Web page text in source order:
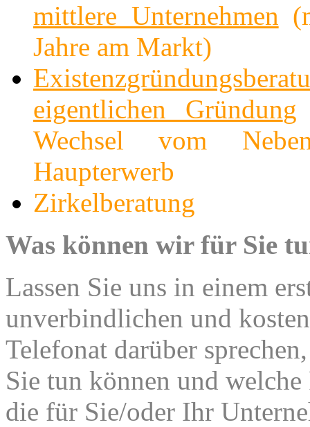
mittlere Unternehmen
Jahre am Markt)
eigentlichen Gründung
Wechsel vom
Haupterwerb
Zirkelberatung
Was können wir für Sie
Lassen Sie uns in einem
unverbindlichen und
Telefonat darüber
Sie tun können und
die für Sie/oder Ihr